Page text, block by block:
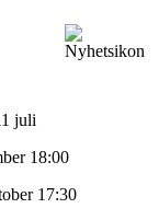
juli
18:00
17:30